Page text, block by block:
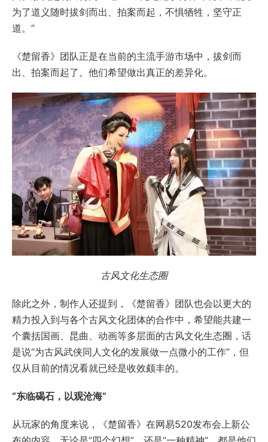
为了道义随时拔剑而出、拍案而起，不惧牺牲，坚守正
道。”
《楚留香》团队正是在当前的主流手游市场中，拔剑而
出、拍案而起了。他们希望做出真正的差异化。
古风文化生态圈
除此之外，制作人还提到，《楚留香》团队也会以更大的
精力投入到与各个古风文化团体的合作中，希望能共建一
个囊括国画、昆曲、动画等多层面的古风文化生态圈，话
是说“为古风武侠同人文化的发展做一点微小的工作”，但
仅从目前的情况看就已经是收效颇丰的。
“东临碣石，以观沧海”
从玩家的角度来说，《楚留香》在网易520发布会上新公